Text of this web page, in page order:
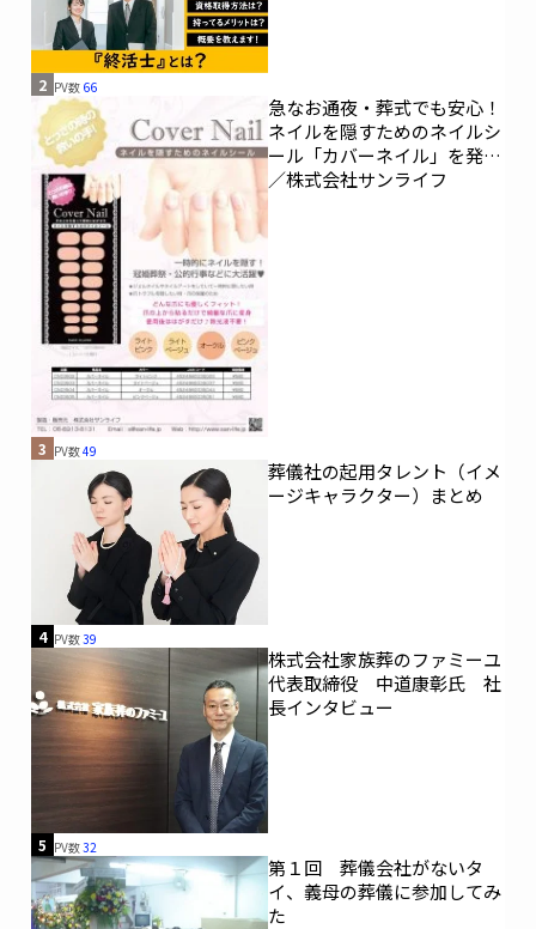
2 PV数 66
急なお通夜・葬式でも安心！
ネイルを隠すためのネイルシ
ール「カバーネイル」を発売
／株式会社サンライフ
3 PV数49
葬儀社の起用タレント（イメ
ージキャラクター）まとめ
4 PV数39
株式会社家族葬のファミーユ
代表取締役 中道康彰氏 社
長インタビュー
5 PV数32
第１回 葬儀会社がないタ
イ、義母の葬儀に参加してみ
た